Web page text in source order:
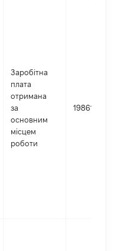
Заробітна
плата
отримана
за
основним
місцем
роботи
198619